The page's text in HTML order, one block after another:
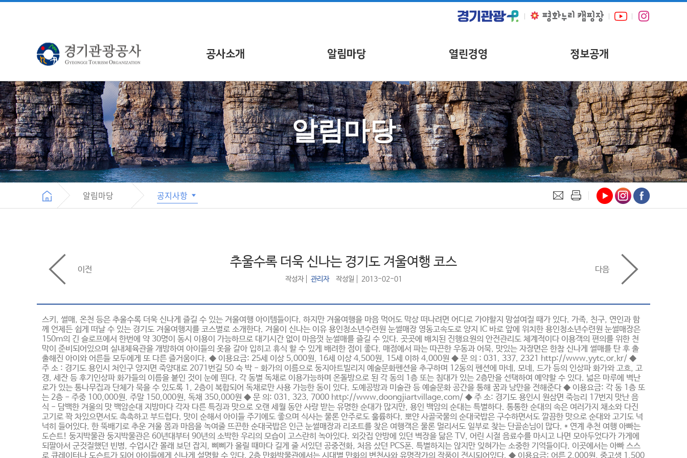
공사소개 알림마당 열린경영 정보공개
알림마당
알림마당 공지사항
추울수록 더욱 신나는 경기도 겨울여행 코스
작성자 관리자 작성일 2013-02-01
이전 다음
스키, 썰매, 온천 등은 추울수록 더욱 신나게 즐길 수 있는 겨울여행 아이템들이다. 하지만 겨울여행을 마음 먹어도 막상 떠나려면 어디로 가야할지 망설여질 때가 있다. 가족, 친구, 연인과 함
께 언제든 쉽게 떠날 수 있는 경기도 겨울여행지를 코스별로 소개한다. 겨울이 신나는 이유 용인청소년수련원 눈썰매장 영동고속도로 양지 IC 바로 앞에 위치한 용인청소년수련원 눈썰매장은
150m의 긴 슬로프에서 한번에 약 30명이 동시 이용이 가능하므로 대기시간 없이 마음껏 눈썰매를 즐길 수 있다. 곳곳에 배치된 진행요원의 안전관리도 체계적이다 이용객의 편의를 위한 천
막이 준비되어있으며 실내체육관을 개방하여 아이들의 옷을 갈아 입히고 휴식 할 수 있게 배려한 점이 좋다. 매점에서 파는 따끈한 우동과 어묵, 맛있는 자장면은 한참 신나게 썰매를 탄 후 출
출해진 아이와 어른들 모두에게 또 다른 즐거움이다. ◆ 이용요금: 25세 이상 5,000원, 16세 이상 4,500원, 15세 이하 4,000원 ◆ 문 의 : 031. 337. 2321 http://www.yytc.or.kr/ ◆
주 소 : 경기도 용인시 처인구 양지면 죽양대로 2071번길 50 숙 박 - 화가의 이름으로 둥지아트빌리지 예술문화펜션을 추구하며 12동의 펜션에 마네, 모네, 드가 등의 인상파 화가와 고흐, 고
갱, 세잔 등 후기인상파 화가들의 이름을 붙인 것이 눈에 띈다. 각 동별 독채로 이용가능하며 온돌방으로 된 각 동의 1층 또는 침대가 있는 2층만을 선택하여 예약할 수 있다. 넓은 마루에 벽난
로가 있는 통나무집과 단체가 묵을 수 있도록 1, 2층이 복합되어 독채로만 사용 가능한 동이 있다. 도예공방과 미술관 등 예술문화 공간을 통해 꿈과 낭만을 전해준다 ◆ 이용요금: 각 동 1층 또
는 2층 - 주중 100,000원. 주말 150,000원, 독채 350,000원 ◆ 문 의: 031. 323. 7000 http://www.doongjiartvillage.com/ ◆ 주 소: 경기도 용인시 원삼면 죽능리 17번지 맛난 음
식 - 담백한 겨울의 맛 백암순대 지방마다 각자 다른 특징과 맛으로 오랜 세월 동안 사랑 받는 유명한 순대가 많지만, 용인 백암의 순대는 특별하다. 통통한 순대의 속은 여러가지 채소와 다진
고기로 꽉 차있으면서도 촉촉하고 부드럽다. 맛이 순해서 아이들 주기에도 좋으며 식사는 물론 안주로도 훌륭하다. 뽀얀 사골국물의 순대국밥은 구수하면서도 깔끔한 맛으로 순대와 고기도 넉
넉히 들어있다. 한 뚝배기로 추운 겨울 몸과 마음을 녹여줄 뜨끈한 순대국밥은 인근 눈썰매장과 리조트를 찾은 여행객은 물론 멀리서도 일부로 찾는 단골손님이 많다. * 연계 추천 여행 아빠는
도슨트! 둥지박물관 둥지박물관은 60년대부터 90년의 소박한 우리의 모습이 고스란히 녹아있다. 외갓집 안방에 있던 벽장을 닮은 TV, 어린 시절 음료수를 마시고 나면 모아두었다가 가게에
되팔아서 군것질했던 빈병, 수업시간 몰래 보던 잡지, 삐삐가 울릴 때마다 길게 줄 서있던 공중전화, 처음 샀던 PCS폰. 특별하지는 않지만 잊혀가는 소중한 기억들이다. 이곳에서는 아빠 스스
로 큐레이터나 도슨트가 되어 아이들에게 신나게 설명할 수 있다. 2층 만화박물관에서는 시대별 만화의 변천사와 유명작가의 작품이 전시되어있다. ◆ 이용요금: 어른 2,000원, 중고생 1,500